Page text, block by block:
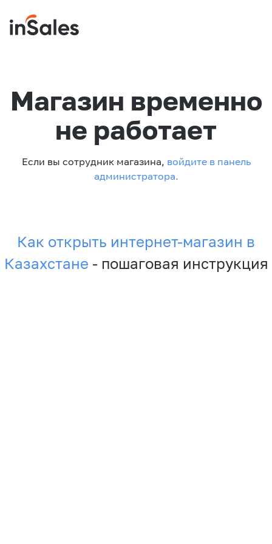
Магазин временно
не работает
Если вы сотрудник магазина, войдите в панель
администратора.
Как открыть интернет-магазин в
Казахстане - пошаговая инструкция